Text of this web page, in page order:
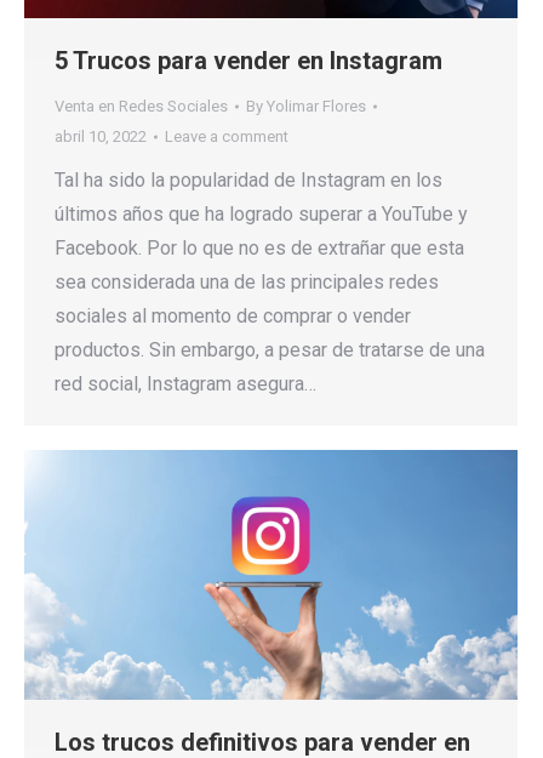
5 Trucos para vender en Instagram
Venta en Redes Sociales By Yolimar Flores
abril 10, 2022
Leave a comment
Tal ha sido la popularidad de Instagram en los
últimos años que ha logrado superar a YouTube y
Facebook. Por lo que no es de extrañar que esta
sea considerada una de las principales redes
sociales al momento de comprar o vender
productos. Sin embargo, a pesar de tratarse de una
red social, Instagram asegura…
Los trucos definitivos para vender en